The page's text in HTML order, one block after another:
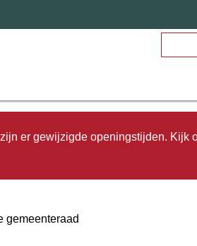
er gewijzigde openingstijden. Kijk
gemeenteraad